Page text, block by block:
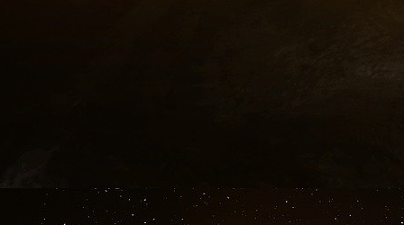
cerveau ou le système gastro-intestinal,